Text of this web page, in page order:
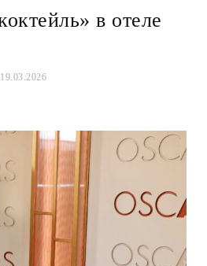
в отеле
19.03.2026